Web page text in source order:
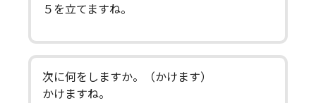
５を立てますね。
次に何をしますか。（かけます）
かけますね。